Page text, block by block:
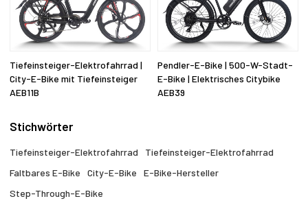
Tiefeinsteiger-Elektrofahrrad |
City-E-Bike mit Tiefeinsteiger
AEB11B
Pendler-E-Bike | 500-W-Stadt-
E-Bike | Elektrisches Citybike
AEB39
Stichwörter
Tiefeinsteiger-Elektrofahrrad
Tiefeinsteiger-Elektrofahrrad
Faltbares E-Bike
City-E-Bike
E-Bike-Hersteller
Step-Through-E-Bike